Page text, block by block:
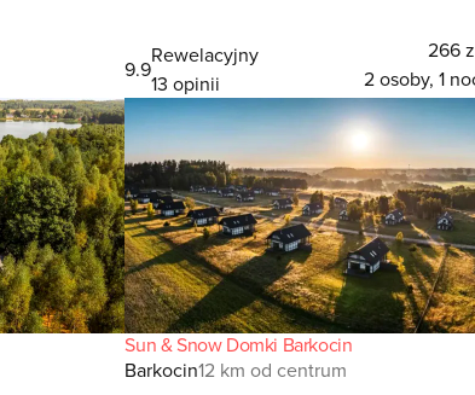
9.9
Rewelacyjny
13 opinii
266
2 osoby, 1
Sun & Snow Domki Barkocin
Barkocin12 km od centrum